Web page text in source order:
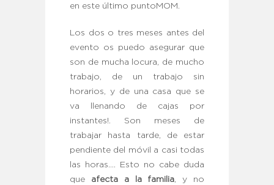
en este último puntoMOM.
Los dos o tres meses antes del
evento os puedo asegurar que
son de mucha locura, de mucho
trabajo, de un trabajo sin
horarios, y de una casa que se
va llenando de cajas por
instantes!. Son meses de
trabajar hasta tarde, de estar
pendiente del móvil a casi todas
las horas…. Esto no cabe duda
que afecta a la familia , y no